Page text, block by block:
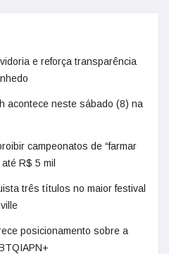
e reforça transparência
acontece neste sábado (8) na
campeonatos de “farmar
R$ 5 mil
três títulos no maior festival
posicionamento sobre a